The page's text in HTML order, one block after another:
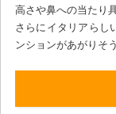
高さや鼻への当たり
さらにイタリアらし
ンションがあがりそ